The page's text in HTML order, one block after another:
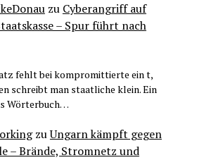
zu Cyberangriff auf
– Spur führt nach
fehlt bei kompromittierte ein t,
schreibt man staatliche klein. Ein
Wörterbuch…
zuUngarn kämpft gegen
– Brände, Stromnetz und